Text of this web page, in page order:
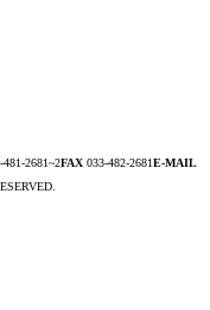
481-2681~2FAX 033-482-2681E-MAIL